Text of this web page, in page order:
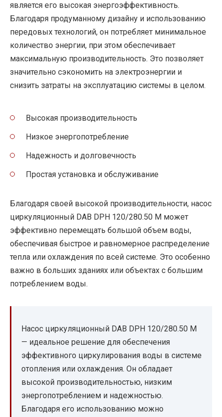
является его высокая энергоэффективность.
Благодаря продуманному дизайну и использованию
передовых технологий, он потребляет минимальное
количество энергии, при этом обеспечивает
максимальную производительность. Это позволяет
значительно сэкономить на электроэнергии и
снизить затраты на эксплуатацию системы в целом.
Высокая производительность
Низкое энергопотребление
Надежность и долговечность
Простая установка и обслуживание
Благодаря своей высокой производительности, насос
циркуляционный DAB DPH 120/280.50 M может
эффективно перемещать большой объем воды,
обеспечивая быстрое и равномерное распределение
тепла или охлаждения по всей системе. Это особенно
важно в больших зданиях или объектах с большим
потреблением воды.
Насос циркуляционный DAB DPH 120/280.50 M
— идеальное решение для обеспечения
эффективного циркулирования воды в системе
отопления или охлаждения. Он обладает
высокой производительностью, низким
энергопотреблением и надежностью.
Благодаря его использованию можно